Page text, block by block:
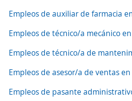
Empleos de auxiliar de farmacia
Empleos de técnico/a mecánico
Empleos de técnico/a de
Empleos de asesor/a de ventas
Empleos de pasante